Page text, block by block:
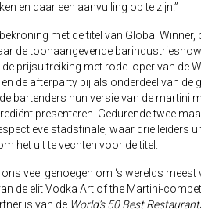
en daar een aanvulling op te zijn.”
met de titel van Global
de toonaangevende
prijsuitreiking met rode loper van de
de afterparty bij als onderdeel van de
bartenders hun versie van de martini
presenteren. Gedurende twee
stadsfinale, waar drie leiders
het uit te vechten voor de titel.
ons veel genoegen om ‘s werelds
de elit Vodka Art of the Martini-
is van de World’s 50 Best